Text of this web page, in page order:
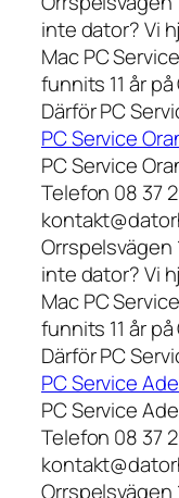
inte dator? Vi
Mac PC
funnits 11 år
Därför PC
PC Service
PC Service
Telefon 08 37
Orrspelsvägen
inte dator? Vi
Mac PC
funnits 11 år
Därför PC
PC Service
PC Service
Telefon 08 37
Orrspelsvägen